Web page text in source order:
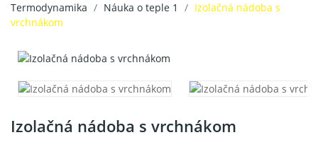
Termodynamika
Náuka o teple 1
Izolačná nádoba s
vrchnákom
Izolačná nádoba s vrchnákom